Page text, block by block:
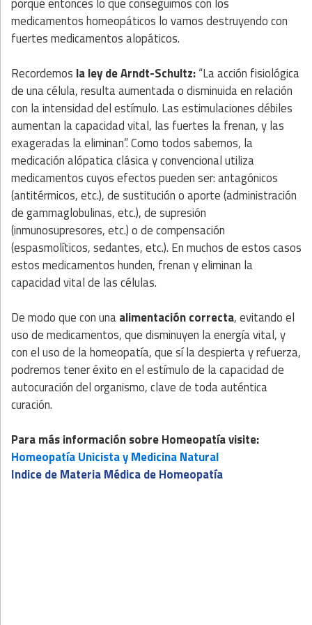
medicamentos homeopáticos lo vamos destruyendo con
fuertes medicamentos alopáticos.
Recordemos la ley de Arndt-Schultz:“La acción fisiológica
de una célula, resulta aumentada o disminuida en relación
con la intensidad del estímulo. Las estimulaciones débiles
aumentan la capacidad vital, las fuertes la frenan, y las
exageradas la eliminan”. Como todos sabemos, la
medicación alópatica clásica y convencional utiliza
medicamentos cuyos efectos pueden ser: antagónicos
(antitérmicos, etc.), de sustitución o aporte (administración
de gammaglobulinas, etc.), de supresión
(inmunosupresores, etc.) o de compensación
(espasmolíticos, sedantes, etc.). En muchos de estos casos
estos medicamentos hunden, frenan y eliminan la
capacidad vital de las células.
De modo que con unaalimentación correcta, evitando el
uso de medicamentos, que disminuyen la energía vital, y
con el uso de la homeopatía, que sí la despierta y refuerza,
podremos tener éxito en el estímulo de la capacidad de
autocuración del organismo, clave de toda auténtica
curación.
Para más información sobre Homeopatía visite:
Homeopatía Unicista y Medicina Natural
Indice de Materia Médica de Homeopatía